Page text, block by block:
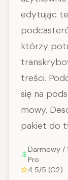
edytując
którzy
treści.
się na
mowy,
pakiet do
Darmowy /
Pro
4.5/5 (G2)